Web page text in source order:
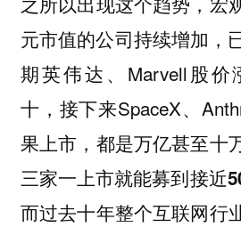
元市值的公司持续增加，
期英伟达、Marvell股价
十，接下来SpaceX、
果上市，都是万亿甚至十
三家一上市就能募到接近
而过去十年整个互联网行